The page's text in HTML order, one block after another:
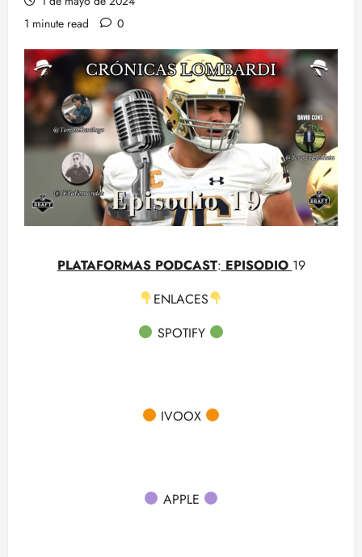
1 minute read
0
PLATAFORMAS PODCAST: EPISODIO 19
ENLACES
SPOTIFY
IVOOX
APPLE